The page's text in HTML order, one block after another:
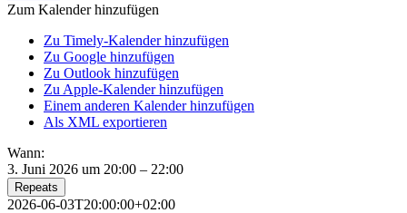
Zum Kalender hinzufügen
Zu Timely-Kalender hinzufügen
Zu Google hinzufügen
Zu Outlook hinzufügen
Zu Apple-Kalender hinzufügen
Einem anderen Kalender hinzufügen
Als XML exportieren
Wann:
3. Juni 2026 um 20:00 – 22:00
Repeats
2026-06-03T20:00:00+02:00